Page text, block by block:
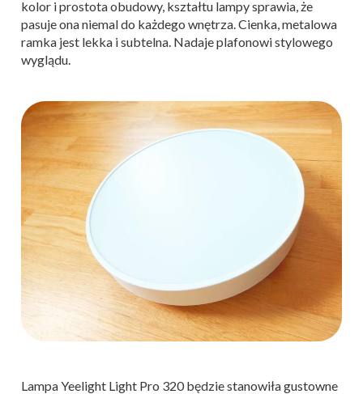
kolor i prostota obudowy, kształtu lampy sprawia, że
pasuje ona niemal do każdego wnętrza. Cienka, metalowa
ramka jest lekka i subtelna. Nadaje plafonowi stylowego
wyglądu.
Lampa Yeelight Light Pro 320 będzie stanowiła gustowne